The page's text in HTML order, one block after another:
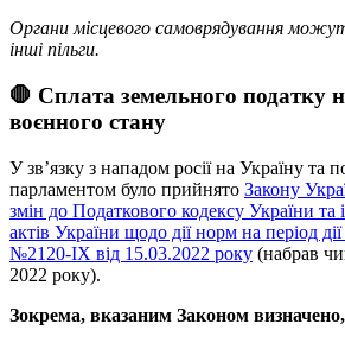
Органи місцевого самоврядування
інші пільги.
🛑 Сплата земельного податку
воєнного стану
У зв’язку з нападом росії на Україну та
парламентом було прийнято Закону
змін до Податкового кодексу України та
актів України щодо дії норм на період
№2120-IX від 15.03.2022 року (набрав
2022 року).
Зокрема, вказаним Законом